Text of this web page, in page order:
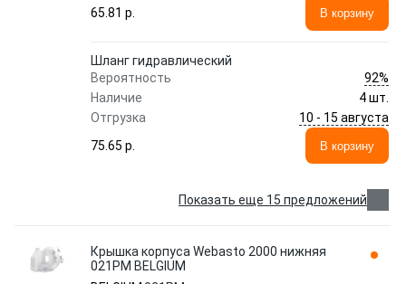
65.81 p.
В корзину
Шланг гидравлический
Вероятность
92%
Наличие
4 шт.
Отгрузка
10 - 15 августа
75.65 p.
В корзину
Показать еще 15 предложений
Крышка корпуса Webasto 2000 нижняя
021PM BELGIUM